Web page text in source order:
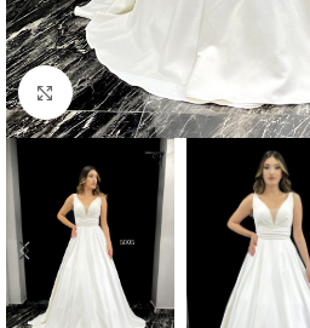
Click to enlarge